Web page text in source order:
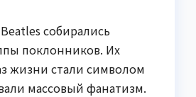
собирались
поклонников. Их
жизни стали символом
массовый фанатизм.